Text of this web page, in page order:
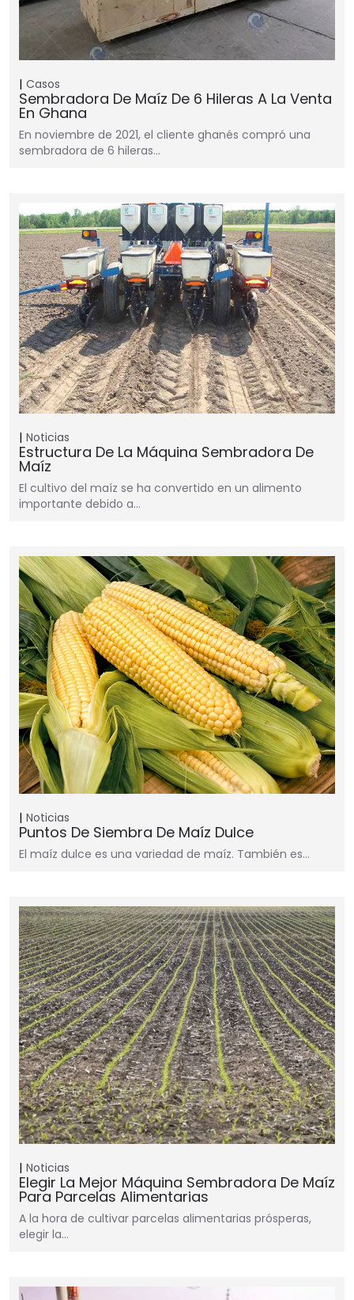
Casos
Sembradora De Maíz De 6 Hileras A La Venta
En Ghana
En noviembre de 2021, el cliente ghanés compró una
sembradora de 6 hileras…
Noticias
Estructura De La Máquina Sembradora De
Maíz
El cultivo del maíz se ha convertido en un alimento
importante debido a…
Noticias
Puntos De Siembra De Maíz Dulce
El maíz dulce es una variedad de maíz. También es…
Noticias
Elegir La Mejor Máquina Sembradora De Maíz
Para Parcelas Alimentarias
A la hora de cultivar parcelas alimentarias prósperas,
elegir la…